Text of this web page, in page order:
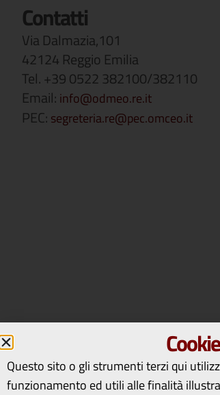
Contatti
Via Dalmazia,101
42124 Reggio Emilia
Tel. +39 0522 382100/382110
Email: info@odmeo.re.it
PEC: segreteria.re@pec.omceo.it
Questo sito o gli strumenti terzi qui
funzionamento ed utili alle finalità